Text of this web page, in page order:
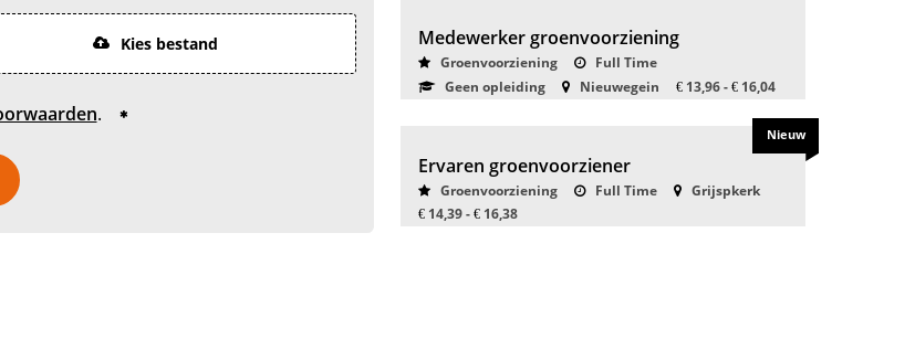
Kies bestand
.
Medewerker groenvoorziening
Groenvoorziening
Full Time
Geen opleiding
Nieuwegein € 13,96 - € 16,04
Ervaren groenvoorziener
Groenvoorziening Full Time Grijspkerk
€ 14,39 - € 16,38
Nieuw